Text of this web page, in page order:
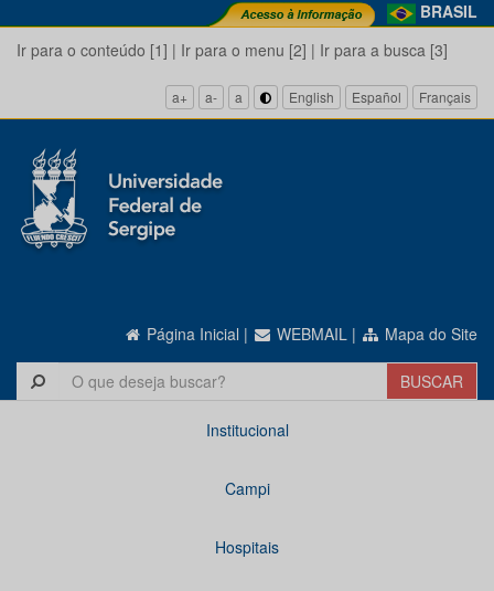
BRASIL
Ir para o conteúdo [1] | Ir para o menu [2] | Ir para a busca [3]
a+ a- a English Español Français
Página Inicial | WEBMAIL | Mapa do Site
Institucional
Campi
Hospitais